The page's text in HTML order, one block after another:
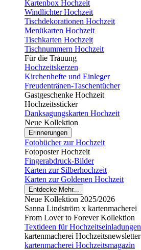
Kartenbox Hochzeit
Windlichter Hochzeit
Tischdekorationen Hochzeit
Menükarten Hochzeit
Tischkarten Hochzeit
Tischnummern Hochzeit
Für die Trauung
Hochzeitskerzen
Kirchenhefte und Einleger
Freudentränen-Taschentücher
Gastgeschenke Hochzeit
Hochzeitssticker
Danksagungskarten Hochzeit
Neue Kollektion
Erinnerungen
Fotobücher zur Hochzeit
Fotoposter Hochzeit
Fingerabdruck-Bilder
Karten zur Silberhochzeit
Karten zur Goldenen Hochzeit
Entdecke Mehr...
Neue Kollektion 2025/2026
Sanna Lindström x kartenmacherei
From Lover to Forever Kollektion
Textideen für Hochzeitseinladungen
kartenmacherei Hochzeitsnewsletter
kartenmacherei Hochzeitsmagazin